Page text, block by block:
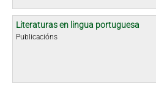
Literaturas en lingua portuguesa
Publicacións